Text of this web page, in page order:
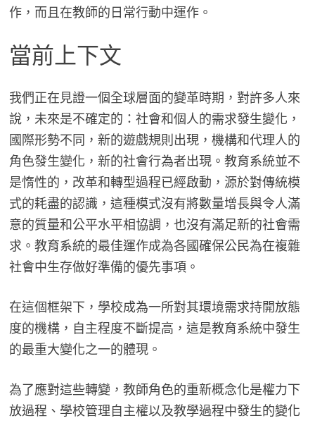
作，而且在教師的日常行動中運作。
當前上下文
我們正在見證一個全球層面的變革時期，對許多人來
說，未來是不確定的：社會和個人的需求發生變化，
國際形勢不同，新的遊戲規則出現，機構和代理人的
角色發生變化，新的社會行為者出現。教育系統並不
是惰性的，改革和轉型過程已經啟動，源於對傳統模
式的耗盡的認識，這種模式沒有將數量增長與令人滿
意的質量和公平水平相協調，也沒有滿足新的社會需
求。教育系統的最佳運作成為各國確保公民為在複雜
社會中生存做好準備的優先事項。
在這個框架下，學校成為一所對其環境需求持開放態
度的機構，自主程度不斷提高，這是教育系統中發生
的最重大變化之一的體現。
為了應對這些轉變，教師角色的重新概念化是權力下
放過程、學校管理自主權以及教學過程中發生的變化